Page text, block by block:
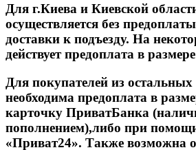
Для г.Киева и Киевской
осуществляется без
доставки к подъезду. На
действует предоплата в
Для покупателей из остальных
необходима предоплата в
карточку ПриватБанка
пополнением),либо при
«Приват24». Также возможна